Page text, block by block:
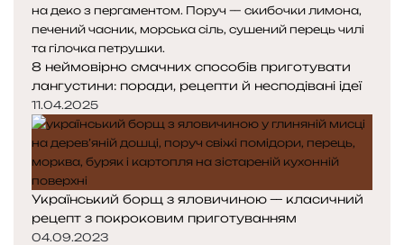
8 неймовірно смачних способів приготувати
лангустини: поради, рецепти й несподівані ідеї
11.04.2025
Український борщ з яловичиною — класичний
рецепт з покроковим приготуванням
04.09.2023